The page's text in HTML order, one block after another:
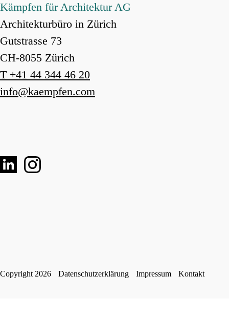
Kämpfen für Architektur AG
Architekturbüro in Zürich
Gutstrasse 73
CH-8055 Zürich
T +41 44 344 46 20
info@kaempfen.com
Copyright 2026 Datenschutzerklärung Impressum Kontakt